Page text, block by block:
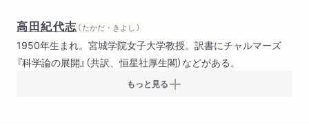
高田紀代志（ たかだ・きよし ）
1950年生まれ。宮城学院女子大学教授。訳書にチャルマーズ
『科学論の展開』（共訳、恒星社厚生閣）などがある。
もっと見る